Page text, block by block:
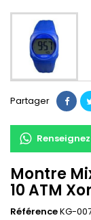
Partager
Montre
10 ATM
RéférenceKG-